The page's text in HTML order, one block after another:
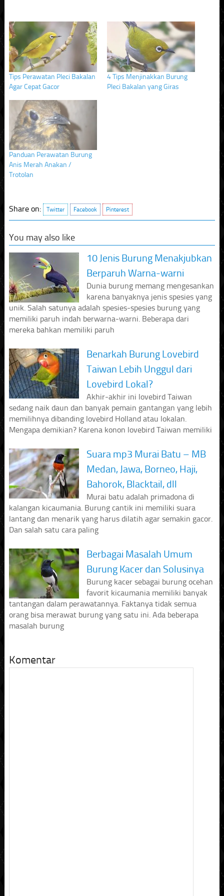
(Opens
in
new
window)
(Opens
in
new
window)
(Opens
in
new
window)
Tips Perawatan Pleci Bakalan
Agar Cepat Gacor
4 Tips Menjinakkan Burung
Pleci Bakalan yang Giras
Panduan Perawatan Burung
Anis Merah Anakan /
Trotolan
Share on: Twitter Facebook Pinterest
You may also like
10 Jenis Burung Menakjubkan
Berparuh Warna-warni
Dunia burung memang mengesankan
karena banyaknya jenis spesies yang
unik. Salah satunya adalah spesies-spesies burung yang
memiliki paruh indah berwarna-warni. Beberapa dari
mereka bahkan memiliki paruh
Benarkah Burung Lovebird
Taiwan Lebih Unggul dari
Lovebird Lokal?
Akhir-akhir ini lovebird Taiwan
sedang naik daun dan banyak pemain gantangan yang lebih
memilihnya dibanding lovebird Holland atau lokalan.
Mengapa demikian? Karena konon lovebird Taiwan memiliki
Suara mp3 Murai Batu – MB
Medan, Jawa, Borneo, Haji,
Bahorok, Blacktail, dll
Murai batu adalah primadona di
kalangan kicaumania. Burung cantik ini memiliki suara
lantang dan menarik yang harus dilatih agar semakin gacor.
Dan salah satu cara paling
Berbagai Masalah Umum
Burung Kacer dan Solusinya
Burung kacer sebagai burung ocehan
favorit kicaumania memiliki banyak
tantangan dalam perawatannya. Faktanya tidak semua
orang bisa merawat burung yang satu ini. Ada beberapa
masalah burung
Komentar